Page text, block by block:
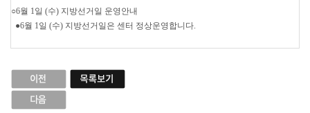
○6월 1일 (수) 지방선거일 운영안내
●6월 1일 (수) 지방선거일은 센터 정상운영합니다.